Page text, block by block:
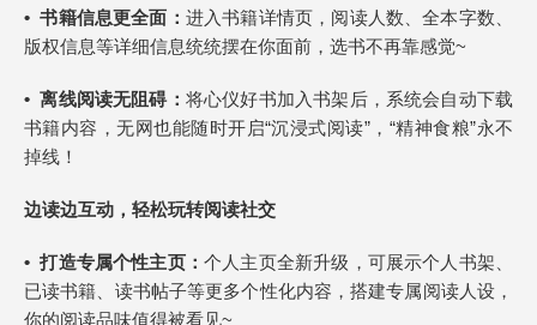
•书籍信息更全面： 进入书籍详情页，阅读人数、全本字数、
版权信息等详细信息统统摆在你面前，选书不再靠感觉~
•离线阅读无阻碍： 将心仪好书加入书架后，系统会自动下载
书籍内容，无网也能随时开启“沉浸式阅读”，“精神食粮”永不
掉线！
边读边互动，轻松玩转阅读社交
•打造专属个性主页：个人主页全新升级，可展示个人书架、
已读书籍、读书帖子等更多个性化内容，搭建专属阅读人设，
你的阅读品味值得被看见~